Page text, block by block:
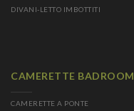
DIVANI-LETTO IMBOTTITI
CAMERETTE BADROOM
CAMERETTE A PONTE